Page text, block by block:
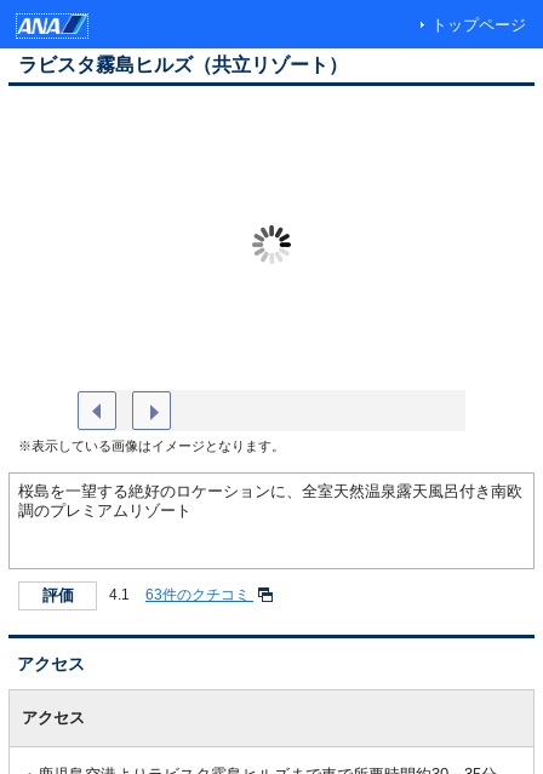
トップページ
ラビスタ霧島ヒルズ（共立リゾート）
※表示している画像はイメージとなります。
桜島を一望する絶好のロケーションに、全室天然温泉露天風呂付き南欧
調のプレミアムリゾート
評価 4.1 63件のクチコミ
アクセス
アクセス